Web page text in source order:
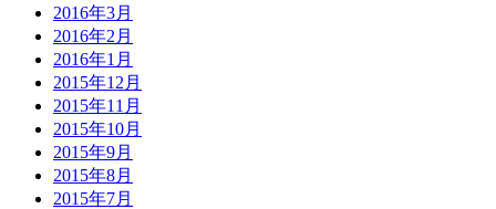
2016年3月
2016年2月
2016年1月
2015年12月
2015年11月
2015年10月
2015年9月
2015年8月
2015年7月